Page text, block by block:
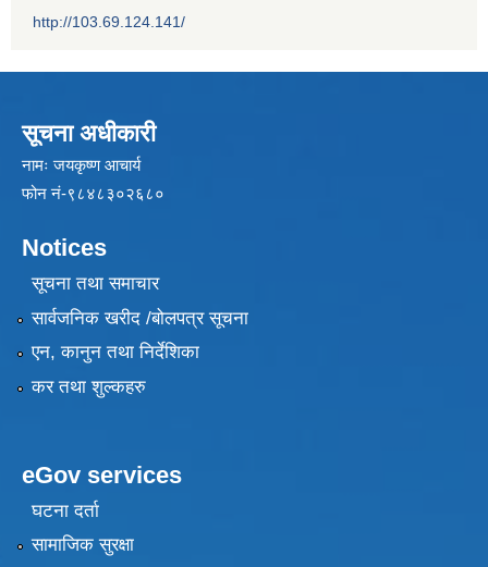
http://103.69.124.141/
सूचना अधीकारी
नामः जयकृष्ण आचार्य
फोन नं-९८४८३०२६८०
Notices
सूचना तथा समाचार
सार्वजनिक खरीद /बोलपत्र सूचना
एन, कानुन तथा निर्देशिका
कर तथा शुल्कहरु
eGov services
घटना दर्ता
सामाजिक सुरक्षा